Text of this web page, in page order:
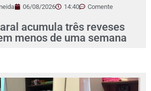
06/08/2026 14:40 Comente
acumula três reveses
menos de uma semana